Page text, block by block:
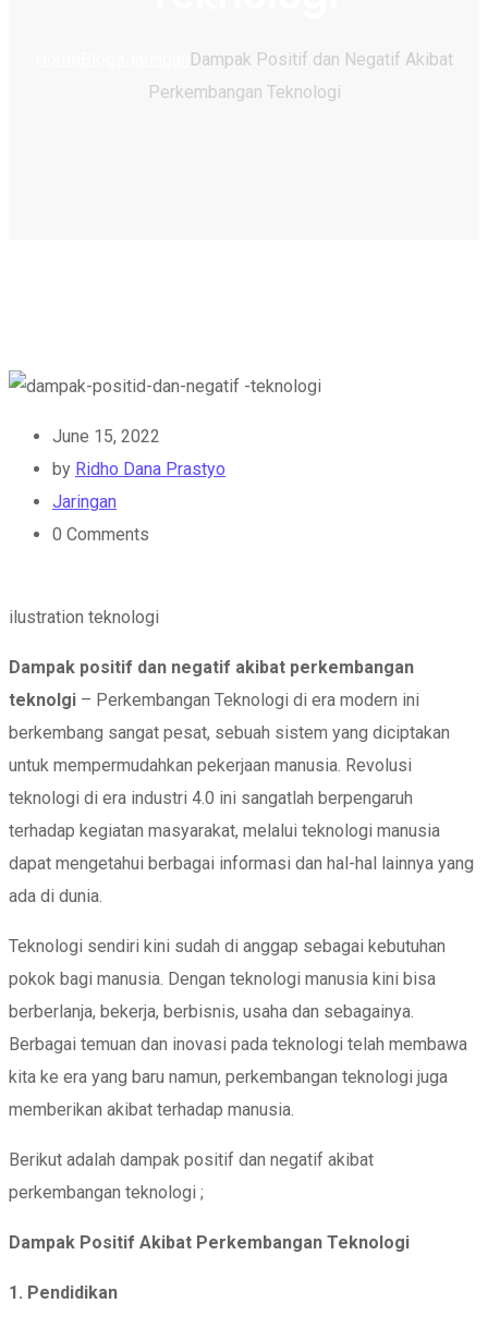
Dampak Positif dan Negatif Akibat
Perkembangan Teknologi
June 15, 2022
by Ridho Dana Prastyo
Jaringan
0 Comments
ilustration teknologi
Dampak positif dan negatif akibat perkembangan
teknolgi – Perkembangan Teknologi di era modern ini
berkembang sangat pesat, sebuah sistem yang diciptakan
untuk mempermudahkan pekerjaan manusia. Revolusi
teknologi di era industri 4.0 ini sangatlah berpengaruh
terhadap kegiatan masyarakat, melalui teknologi manusia
dapat mengetahui berbagai informasi dan hal-hal lainnya yang
ada di dunia.
Teknologi sendiri kini sudah di anggap sebagai kebutuhan
pokok bagi manusia. Dengan teknologi manusia kini bisa
berberlanja, bekerja, berbisnis, usaha dan sebagainya.
Berbagai temuan dan inovasi pada teknologi telah membawa
kita ke era yang baru namun, perkembangan teknologi juga
memberikan akibat terhadap manusia.
Berikut adalah dampak positif dan negatif akibat
perkembangan teknologi ;
Dampak Positif Akibat Perkembangan Teknologi
1. Pendidikan